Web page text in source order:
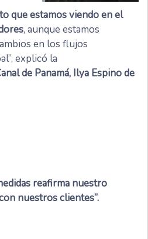
que estamos viendo en el
, aunque estamos
en los flujos
explicó la
de Panamá, Ilya Espino de
reafirma nuestro
nuestros clientes”.